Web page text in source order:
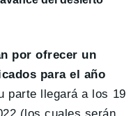
por ofrecer un
para el año
parte llegará a los 19